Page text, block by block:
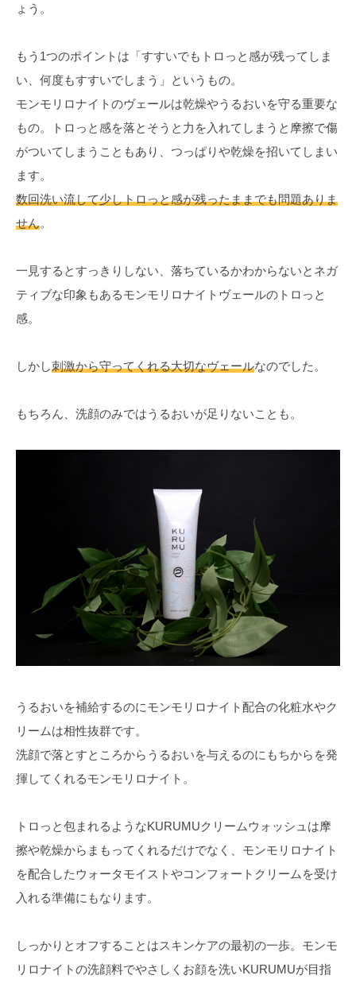
ょう。
もう1つのポイントは「すすいでもトロっと感が残ってしま
い、何度もすすいでしまう」というもの。
モンモリロナイトのヴェールは乾燥やうるおいを守る重要な
もの。トロっと感を落とそうと力を入れてしまうと摩擦で傷
がついてしまうこともあり、つっぱりや乾燥を招いてしまい
ます。
数回洗い流して少しトロっと感が残ったままでも問題ありま
せん。
一見するとすっきりしない、落ちているかわからないとネガ
ティブな印象もあるモンモリロナイトヴェールのトロっと
感。
しかし刺激から守ってくれる大切なヴェールなのでした。
もちろん、洗顔のみではうるおいが足りないことも。
うるおいを補給するのにモンモリロナイト配合の化粧水やク
リームは相性抜群です。
洗顔で落とすところからうるおいを与えるのにもちからを発
揮してくれるモンモリロナイト。
トロっと包まれるようなKURUMUクリームウォッシュは摩
擦や乾燥からまもってくれるだけでなく、モンモリロナイト
を配合したウォータモイストやコンフォートクリームを受け
入れる準備にもなります。
しっかりとオフすることはスキンケアの最初の一歩。モンモ
リロナイトの洗顔料でやさしくお顔を洗いKURUMUが目指